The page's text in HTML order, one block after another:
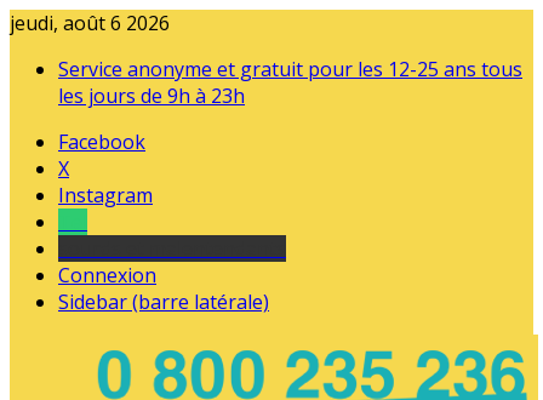
jeudi, août 6 2026
Service anonyme et gratuit pour les 12-25 ans tous
les jours de 9h à 23h
Facebook
X
Instagram
Connexion
Sidebar (barre latérale)